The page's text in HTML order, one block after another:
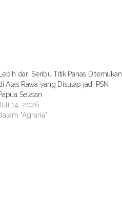
Lebih dari Seribu Titik Panas Ditemukan
Atas Rawa yang Disulap jadi PSN
Selatan
Juli 14, 2026
"Agraria"